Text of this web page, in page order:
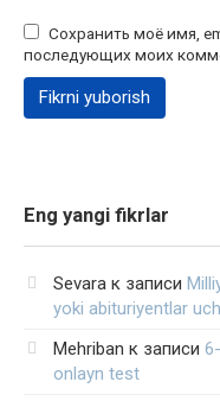
Сохранить моё имя,
последующих моих
Eng yangi fikrlar
Sevara к записи
yoki abituriyentlar
Mehriban к записи
onlayn test